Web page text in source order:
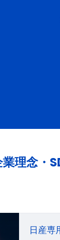
理念・
日産専